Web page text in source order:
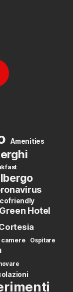
Amenities
Green Hotel
camere Ospitare